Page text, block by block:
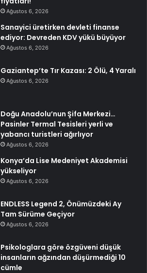
Ağustos 6, 2026
Sanayici üretirken devleti finanse
ediyor: Devreden KDV yükü büyüyor
Ağustos 6, 2026
Gaziantep’te Tır Kazası: 2 Ölü, 4 Yaralı
Ağustos 6, 2026
Doğu Anadolu’nun Şifa Merkezi…
Pasinler Termal Tesisleri yerli ve
yabancı turistleri ağırlıyor
Ağustos 6, 2026
Konya’da Lise Medeniyet Akademisi
yükseliyor
Ağustos 6, 2026
ENDLESS Legend 2, Önümüzdeki Ay
Tam Sürüme Geçiyor
Ağustos 6, 2026
Psikologlara göre özgüveni düşük
insanların ağzından düşürmediği 10
cümle